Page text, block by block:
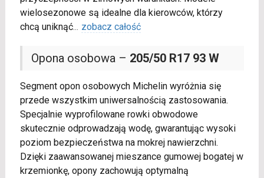
wielosezonowe są idealne dla kierowców, którzy
chcą uniknąć... zobacz całość
Opona osobowa – 205/50 R17 93 W
Segment opon osobowych Michelin wyróżnia się
przede wszystkim uniwersalnością zastosowania.
Specjalnie wyprofilowane rowki obwodowe
skutecznie odprowadzają wodę, gwarantując wysoki
poziom bezpieczeństwa na mokrej nawierzchni.
Dzięki zaawansowanej mieszance gumowej bogatej w
krzemionkę, opony zachowują optymalną